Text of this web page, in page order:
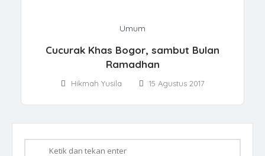
Umum
Cucurak Khas Bogor, sambut Bulan
Ramadhan
Hikmah Yusila 15 Agustus 2017